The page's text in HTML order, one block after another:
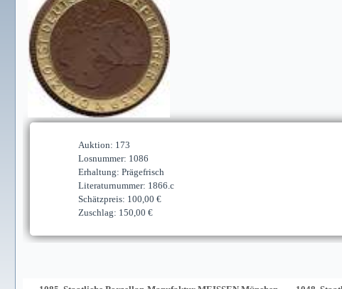
Auktion: 173
Losnummer: 1086
Erhaltung: Prägefrisch
Literaturnummer: 1866.c
Schätzpreis: 100,00 €
Zuschlag: 150,00 €